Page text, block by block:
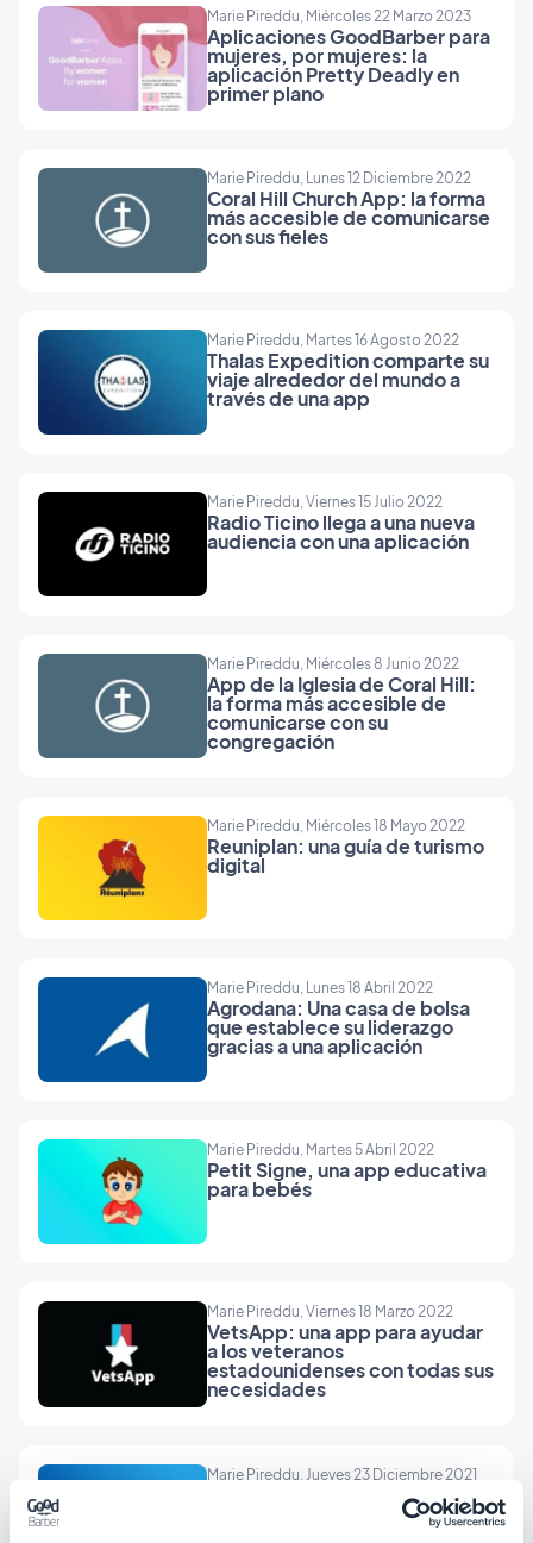
Marie Pireddu, Miércoles 22 Marzo 2023
Aplicaciones GoodBarber para
mujeres, por mujeres: la
aplicación Pretty Deadly en
primer plano
Marie Pireddu, Lunes 12 Diciembre 2022
Coral Hill Church App: la forma
más accesible de comunicarse
con sus fieles
Marie Pireddu, Martes 16 Agosto 2022
Thalas Expedition comparte su
viaje alrededor del mundo a
través de una app
Marie Pireddu, Viernes 15 Julio 2022
Radio Ticino llega a una nueva
audiencia con una aplicación
Marie Pireddu, Miércoles 8 Junio 2022
App de la Iglesia de Coral Hill:
la forma más accesible de
comunicarse con su
congregación
Marie Pireddu, Miércoles 18 Mayo 2022
Reuniplan: una guía de turismo
digital
Marie Pireddu, Lunes 18 Abril 2022
Agrodana: Una casa de bolsa
que establece su liderazgo
gracias a una aplicación
Marie Pireddu, Martes 5 Abril 2022
Petit Signe, una app educativa
para bebés
Marie Pireddu, Viernes 18 Marzo 2022
VetsApp: una app para ayudar
a los veteranos
estadounidenses con todas sus
necesidades
Marie Pireddu, Jueves 23 Diciembre 2021
Marca Barcelona, una emisora
de radio deportiva que emite a
nivel mundial gracias a una